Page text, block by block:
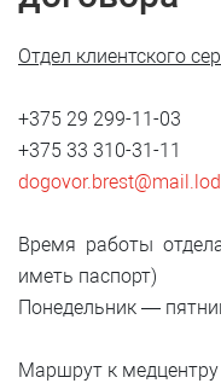
Отдел клиентского
+375 29 299-11-03
+375 33 310-31-11
Время работы
иметь паспорт)
Понедельник —
Маршрут к медцентру